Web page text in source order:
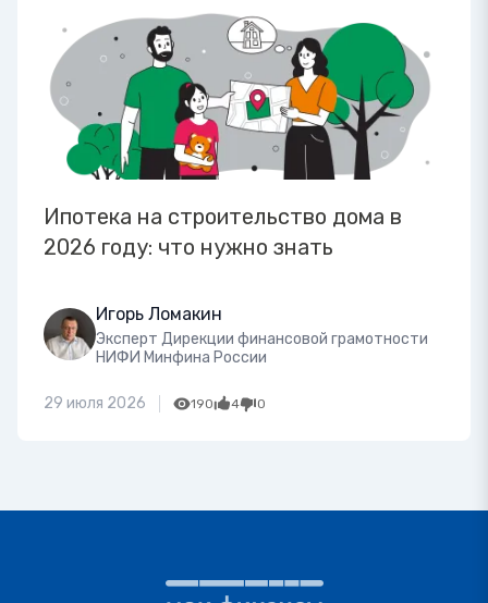
Ипотека на строительство дома в
2026 году: что нужно знать
Игорь Ломакин
Эксперт Дирекции финансовой грамотности
НИФИ Минфина России
29 июля 2026 190 4 0